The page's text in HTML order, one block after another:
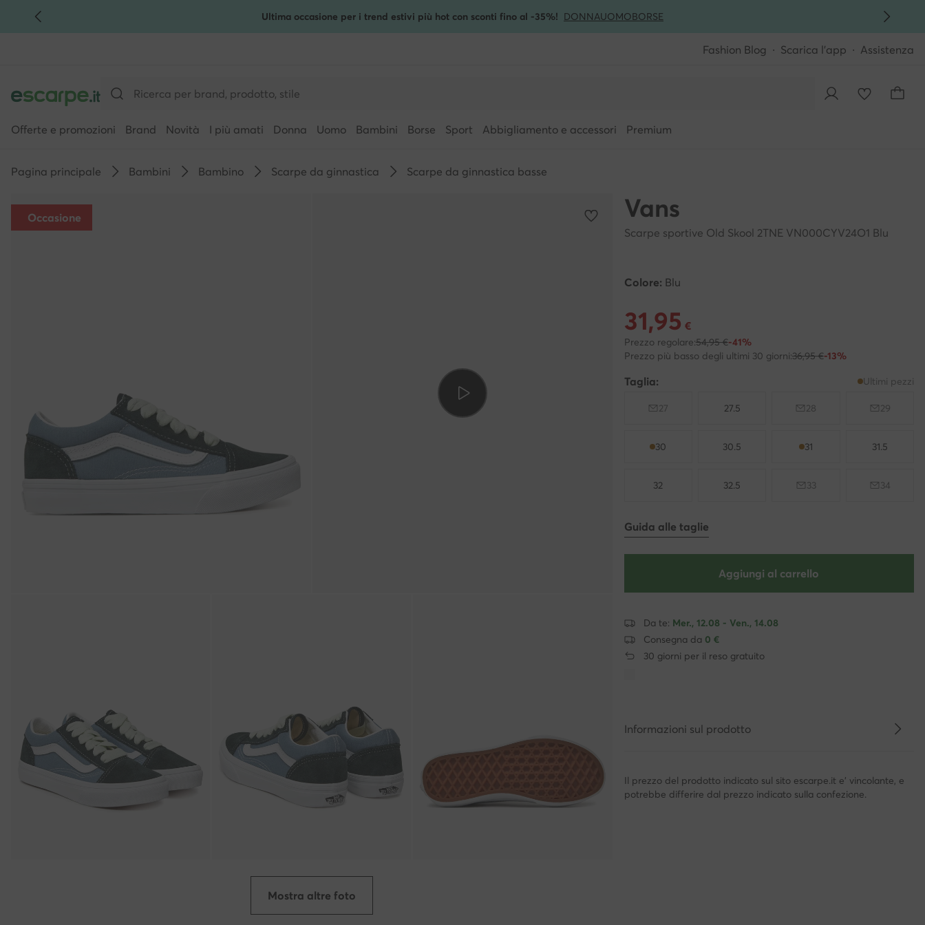
VAI AL CONTENUTO PRINCIPALE Ultima occasione per i trend estivi più hot con sconti fino al -35%! DONNAUOMOBORSE
Fashion Blog Scarica l'app Assistenza
Offerte e promozioni Brand Novità I più amati Donna Uomo Bambini Borse Sport Abbigliamento e accessori Premium
Pagina principale Bambini Bambino Scarpe da ginnastica Scarpe da ginnastica basse
Mostra altre foto
Occasione Vans
Scarpe sportive Old Skool 2TNE VN000CYV24O1 Blu
Colore: Blu
Prezzo attuale 31,95 €
31,95 €
Prezzo regolare:54,95 €-41%
Prezzo più basso degli ultimi 30 giorni:36,95 €-13%
Taglia: Ultimi pezzi
27 27.5 28 29
30 30.5 31 31.5
32 32.5 33 34
Guida alle taglie
Aggiungi al carrello
Da te: Mer., 12.08 - Ven., 14.08
Consegna da 0 €
30 giorni per il reso gratuito
Informazioni sul prodotto
Il prezzo del prodotto indicato sul sito escarpe.it e' vincolante, e
potrebbe differire dal prezzo indicato sulla confezione.